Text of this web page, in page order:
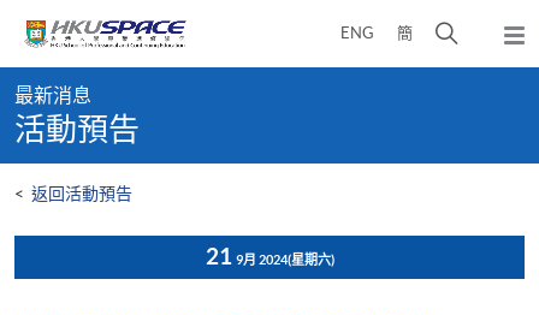
content
ENG 簡
開
彈
出
content
start
最新消息
活動預告
< 返回活動預告
21 9月 2024(星期六)